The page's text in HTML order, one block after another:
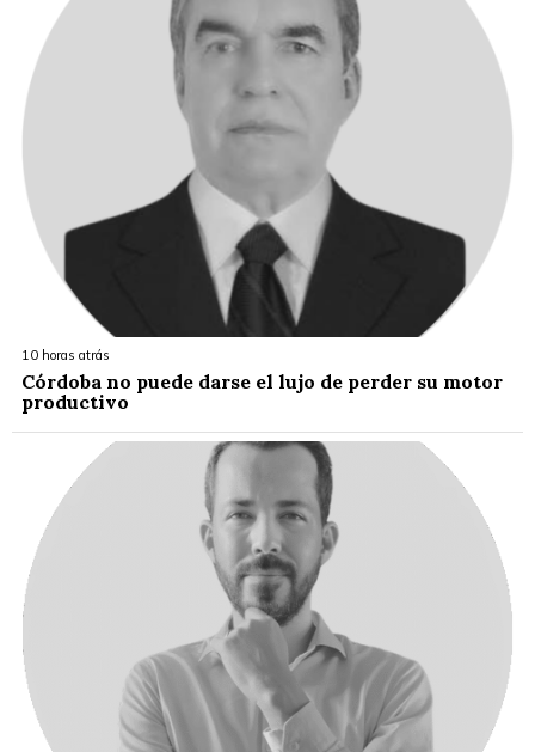
10 horas atrás
Córdoba no puede darse el lujo de perder su motor
productivo